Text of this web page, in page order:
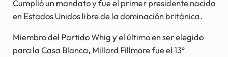
Cumplió un mandato y fue el primer presidente nacido
en Estados Unidos libre de la dominación británica.
Miembro del Partido Whig y el último en ser elegido
para la Casa Blanca, Millard Fillmore fue el 13º